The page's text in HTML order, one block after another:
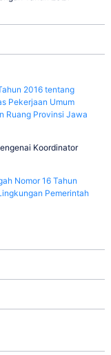
2016 tentang
Pekerjaan Umum
Ruang Provinsi Jawa
Koordinator
Nomor 16 Tahun
Pemerintah